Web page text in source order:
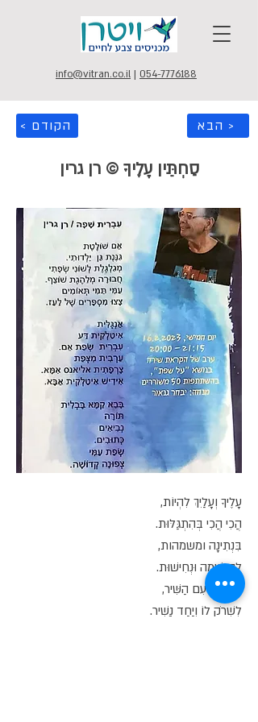
info@vitran.co.il | 054-7776188
< הקודם הבא >
סַחְתֵּין עָלֶיךָ © רן גרין
עָלֶיךָ וְעָלַיִךְ לִהְיוֹת,
הֲכִי הֲכִי בְּהִתְגַּלּוּת.
בִּנְתִינָה ומשמהות,
לְהַגְשָׁמָה וּנְחִישׁוּת.
לְדַבְרֵר עִם הַשִּׁיר,
לִשְׁרֹק לוֹ וְיַחַד נָשִׁיר.